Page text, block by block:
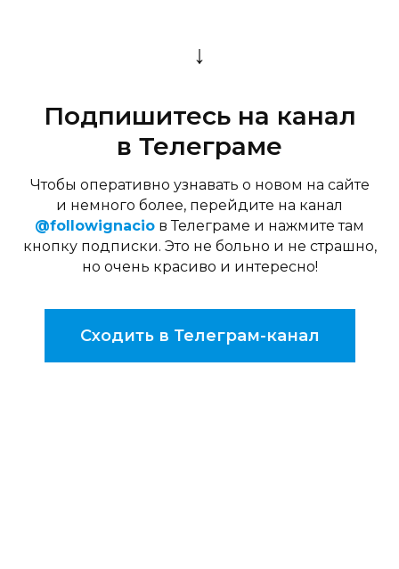
↓
Подпишитесь на канал
в Телеграме
Чтобы оперативно узнавать о новом на сайте
и немного более, перейдите на канал
@followignacio в Телеграме и нажмите там
кнопку подписки. Это не больно и не страшно,
но очень красиво и интересно!
Сходить в Телеграм-канал